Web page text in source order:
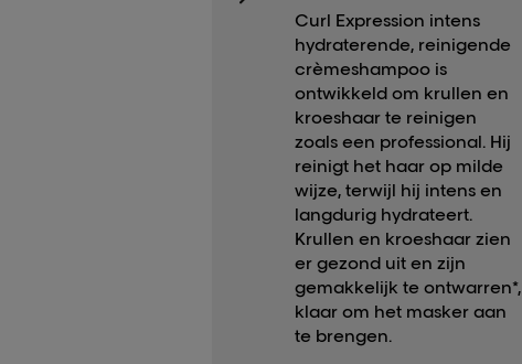
Curl Expression intens
hydraterende, reinigende
crèmeshampoo is
ontwikkeld om krullen en
kroeshaar te reinigen
zoals een professional. Hij
reinigt het haar op milde
wijze, terwijl hij intens en
langdurig hydrateert.
Krullen en kroeshaar zien
er gezond uit en zijn
gemakkelijk te ontwarren*,
klaar om het masker aan
te brengen.